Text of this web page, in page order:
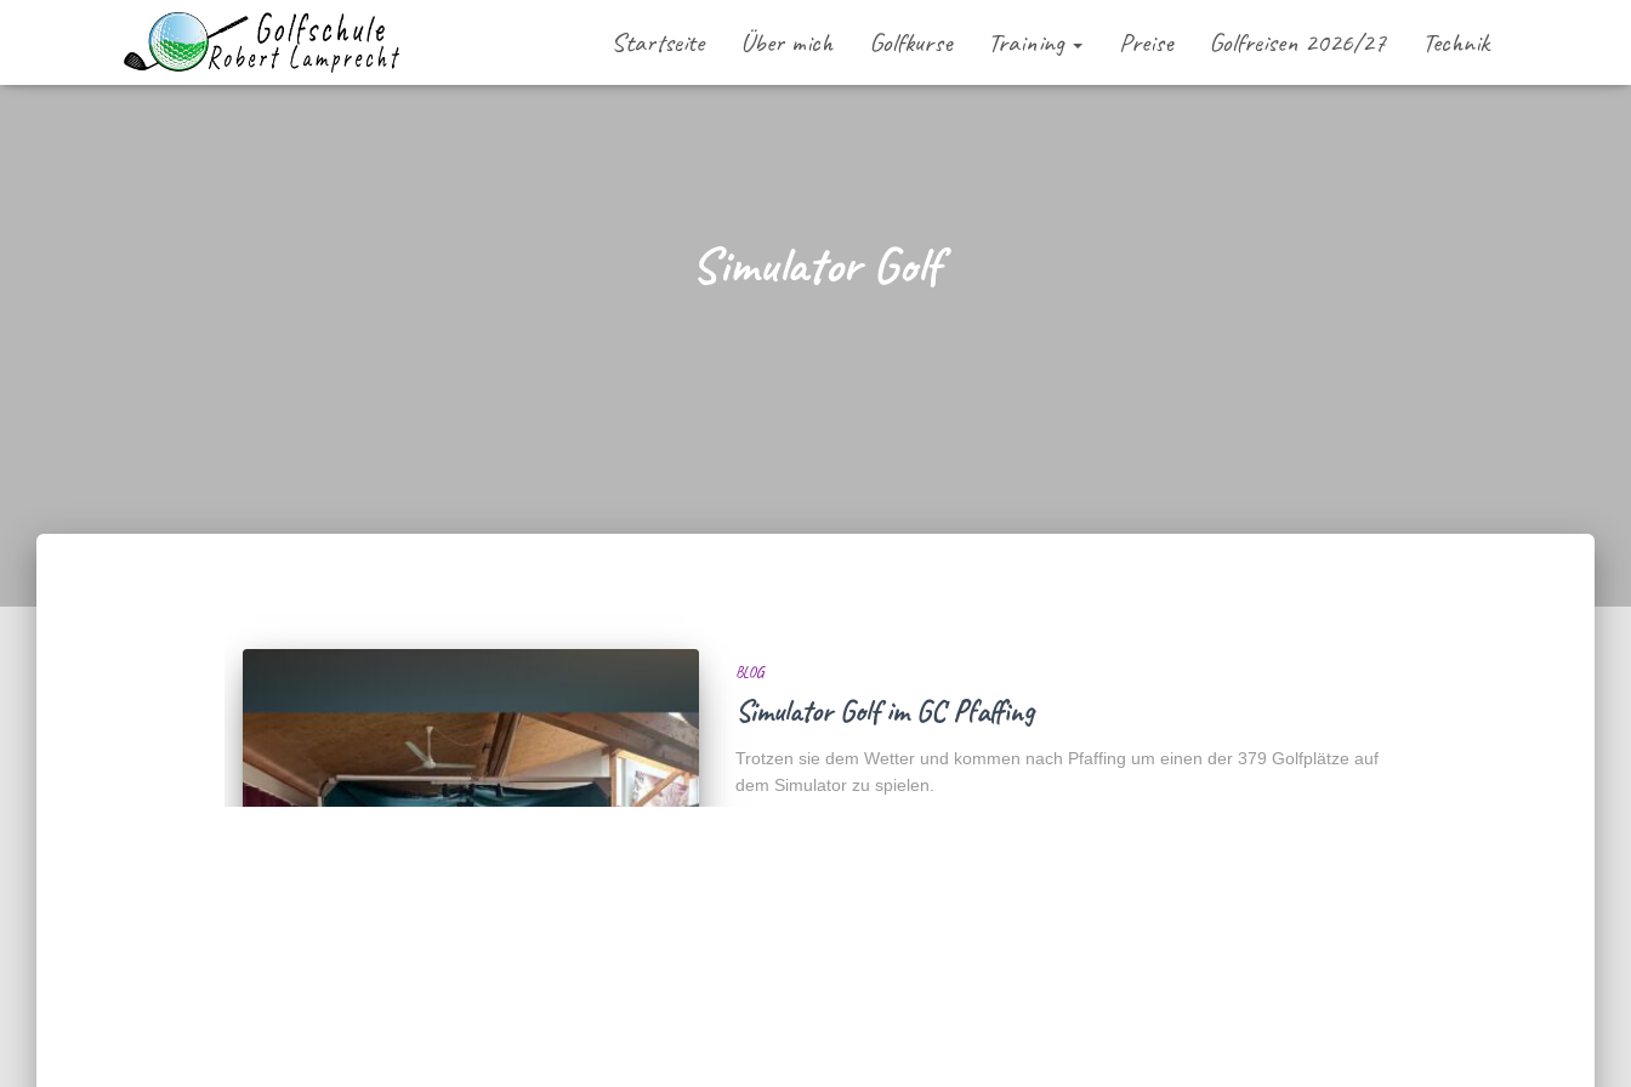
Startseite Über mich Golfkurse Training Preise Golfreisen 2026/27 Technik
Simulator Golf
BLOG
Simulator Golf im GC Pfaffing
Trotzen sie dem Wetter und kommen nach Pfaffing um einen der 379 Golfplätze auf
dem Simulator zu spielen.